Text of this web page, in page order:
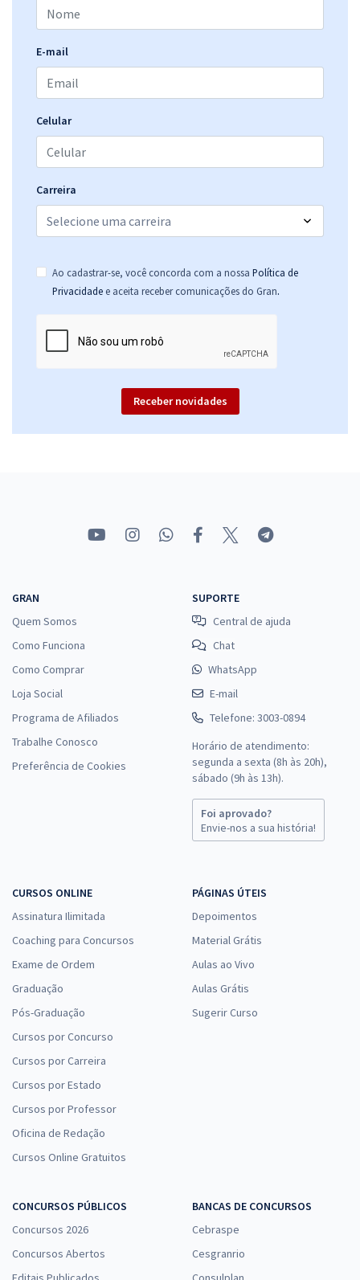
E-mail
Celular
Carreira
Ao cadastrar-se, você concorda com a nossa Política de
Privacidade e aceita receber comunicações do Gran.
Receber novidades
GRAN
Quem Somos
Como Funciona
Como Comprar
Loja Social
Programa de Afiliados
Trabalhe Conosco
Preferência de Cookies
SUPORTE
Central de ajuda
Chat
WhatsApp
E-mail
Telefone: 3003-0894
Horário de atendimento:
segunda a sexta (8h às 20h),
sábado (9h às 13h).
Foi aprovado?
Envie-nos a sua história!
CURSOS ONLINE
Assinatura Ilimitada
Coaching para Concursos
Exame de Ordem
Graduação
Pós-Graduação
Cursos por Concurso
Cursos por Carreira
Cursos por Estado
Cursos por Professor
Oficina de Redação
Cursos Online Gratuitos
PÁGINAS ÚTEIS
Depoimentos
Material Grátis
Aulas ao Vivo
Aulas Grátis
Sugerir Curso
CONCURSOS PÚBLICOS
Concursos 2026
Concursos Abertos
BANCAS DE CONCURSOS
Cebraspe
Cesgranrio